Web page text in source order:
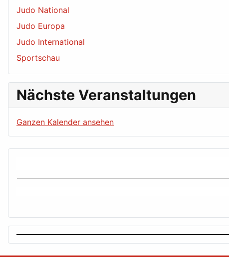
Judo National
Judo Europa
Judo International
Sportschau
Nächste Veranstaltungen
Ganzen Kalender ansehen